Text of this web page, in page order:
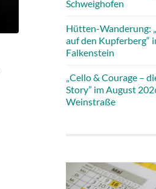
Schweighofen
Hütten-Wanderung:
auf den Kupferberg“
Falkenstein
„Cello & Courage –
Story” im August
Weinstraße